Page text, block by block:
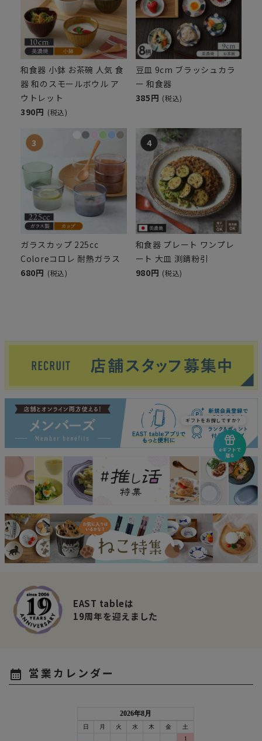
和食器 小鉢 お茶碗 人気 食
器 和のスモールボウル ア
ウトレット
390円 (税込)
豆皿 9cm ブラッシュカラ
ー 和食器
385円 (税込)
ガラスカップ 225cc
Coloreコロレ 耐熱ガラス
680円 (税込)
和食器 プレート ワンプレ
ート 大皿 渕錆粉引
980円 (税込)
EAST tableは
19周年を迎えました
calendar_month 営業カレンダー
eギフトで
贈る
ギフトをお探しですか？